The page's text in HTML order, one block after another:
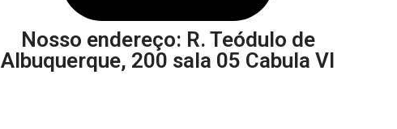
Nosso endereço: R. Teódulo de
Albuquerque, 200 sala 05 Cabula VI